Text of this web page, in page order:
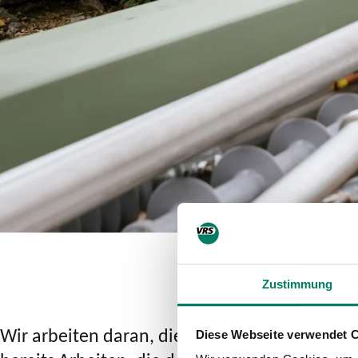
Zustimmung
Diese Webseite verwendet
Wir arbeiten daran, die Infrastruktur für Bus